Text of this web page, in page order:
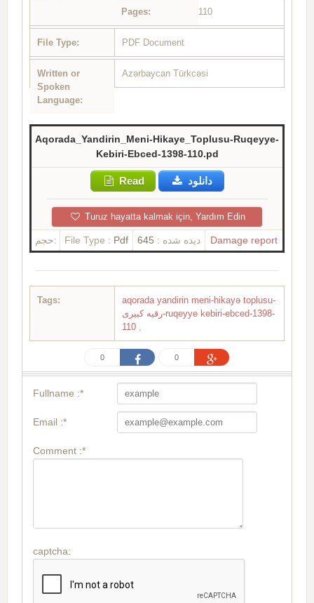
Pages: 110
File Type: PDF Document
Written or
Spoken
Language:
Azərbaycan Türkcəsi
Aqorada_Yandirin_Meni-Hikaye_Toplusu-Ruqeyye-
Kebiri-Ebced-1398-110.pd
Read دانلود
Turuz hayatta kalmak için, Yardım Edin
حجم: File Type : Pdf دیده شده : 645 Damage report
Tags:
aqorada yandirin meni-hikayə toplusu-
رقیه کبیری-ruqeyye kebiri-ebced-1398-
110
0 0
Fullname :*
Email :*
Comment :*
captcha: